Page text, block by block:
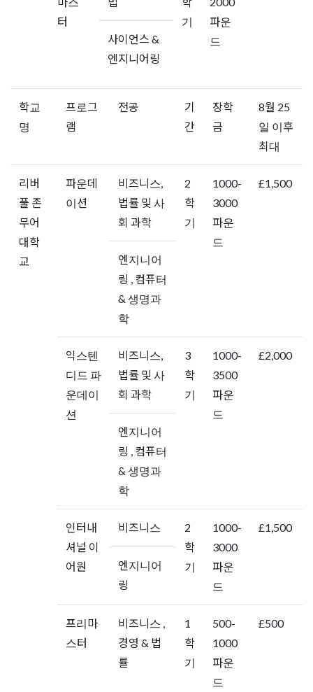
터
기
파운
드
사이언스 &
엔지니어링
학교
명
프로그
램
전공
기
간
장학
금
8월 25
일 이후
최대
리버
풀 존
무어
대학
교
파운데
이션
비즈니스,
법률 및 사
회 과학
2
학
기
1000-
3000
파운
드
£1,500
엔지니어
링 , 컴퓨터
& 생명과
학
익스텐
디드 파
운데이
션
비즈니스,
법률 및 사
회 과학
3
학
기
1000-
3500
파운
드
£2,000
엔지니어
링 , 컴퓨터
& 생명과
학
인터내
셔널 이
어원
비즈니스
2
학
기
1000-
3000
파운
드
£1,500
엔지니어
링
프리마
스터
비즈니스 ,
경영 & 법
률
1
학
기
500-
1000
파운
드
£500